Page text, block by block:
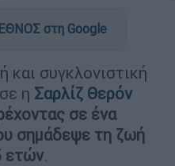
στη Google
και συγκλονιστική
η Σαρλίζ Θερόν
σε ένα
σημάδεψε τη ζωή
ετών.